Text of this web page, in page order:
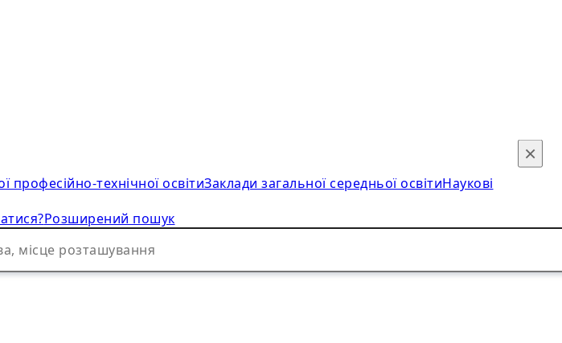
професійно-технічної освітиЗаклади загальної середньої освітиНаукові
Розширений пошук
×